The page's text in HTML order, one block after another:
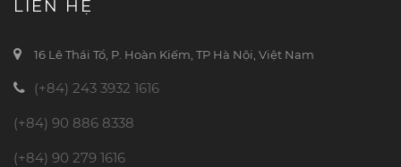
LIÊN HỆ
16 Lê Thái Tổ, P. Hoàn Kiếm, TP Hà Nội, Việt Nam
(+84) 243 3932 1616
(+84) 90 886 8338
(+84) 90 279 1616